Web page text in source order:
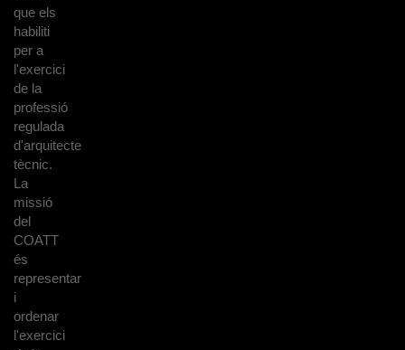
que els
habiliti
per a
l'exercici
de la
professió
regulada
d'arquitecte
tècnic.
La
missió
del
COATT
és
representar
i
ordenar
l'exercici